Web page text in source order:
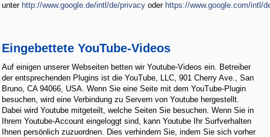
unter http://www.google.de/intl/de/privacy oder https://www.google.com/intl/
Eingebettete YouTube-Videos
Auf einigen unserer Webseiten betten wir Youtube-Videos ein. Betreiber
der entsprechenden Plugins ist die YouTube, LLC, 901 Cherry Ave., San
Bruno, CA 94066, USA. Wenn Sie eine Seite mit dem YouTube-Plugin
besuchen, wird eine Verbindung zu Servern von Youtube hergestellt.
Dabei wird Youtube mitgeteilt, welche Seiten Sie besuchen. Wenn Sie in
Ihrem Youtube-Account eingeloggt sind, kann Youtube Ihr Surfverhalten
Ihnen persönlich zuzuordnen. Dies verhindern Sie, indem Sie sich vorher